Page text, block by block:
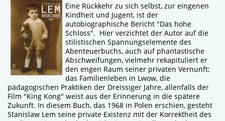
Eine Rückkehr zu sich selbst, zur eingenen
Kindheit und Jugent, ist der
autobiographische Bericht "Das hohe
Schloss". Hier verzichtet der Autor auf die
stilistischen Spannungselemente des
Abenteuerbuchs, auch auf phantastische
Abschweifungen, vielmehr rekapituliert er
den engen Raum seiner privaten Vernunft;
das Familienleben in Lwow, die
pädagogischen Praktiken der Dreissiger Jahre, allenfalls der
Film "King Kong" weist aus der Erinnerung in die spätere
Zukunft. In diesem Buch, das 1968 in Polen erschien, gesteht
Stanislaw Lem seine private Existenz mit der Korrektheit des